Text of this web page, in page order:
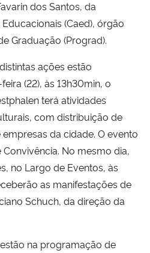
dos Santos, da
(Caed), órgão
Graduação (Prograd).
ações estão
(22), às 13h30min, o
terá atividades
com distribuição de
da cidade. O evento
No mesmo dia,
no Largo de Eventos, às
as manifestações de
Schuch, da direção da
na programação de